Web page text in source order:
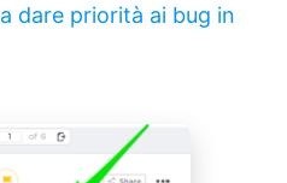
a dare priorità ai bug in